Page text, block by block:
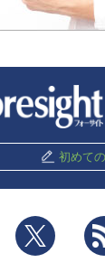
初めて
Twitter